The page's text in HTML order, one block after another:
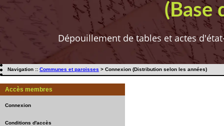
(Base
Dépouillement de tables et actes
Navigation :: Communes et paroisses > Connexion (Distribution selon les années)
Accès membres
Connexion
Conditions d'accès